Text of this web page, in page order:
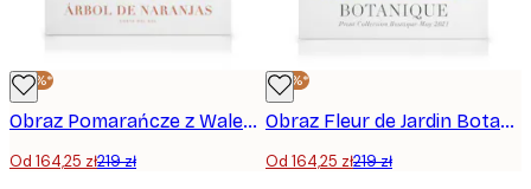
-25%*
Obraz Pomarańcze z Walencji
Od 164,25 zł219 zł
-25%*
Obraz Fleur de Jardin Botanique
Od 164,25 zł219 zł